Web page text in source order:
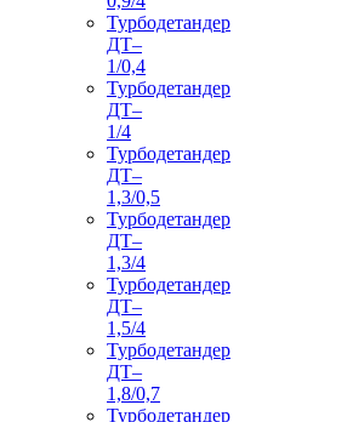
Турбодетандер
ДТ–
1/0,4
Турбодетандер
ДТ–
1/4
Турбодетандер
ДТ–
1,3/0,5
Турбодетандер
ДТ–
1,3/4
Турбодетандер
ДТ–
1,5/4
Турбодетандер
ДТ–
1,8/0,7
Турбодетандер